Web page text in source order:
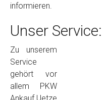
informieren.
Unser Service:
Zu unserem
Service
gehört vor
allem PKW